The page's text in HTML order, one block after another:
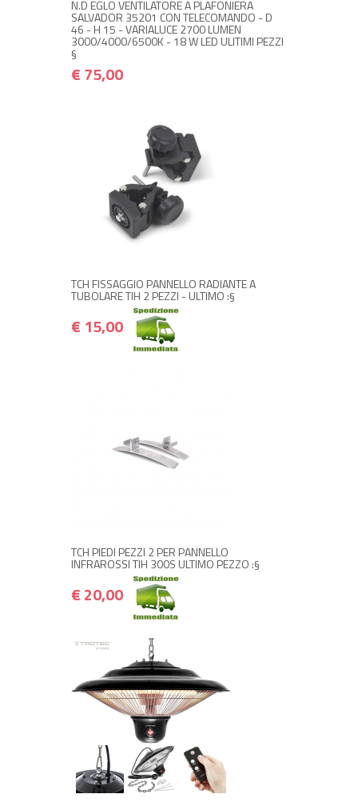
N.D EGLO VENTILATORE A PLAFONIERA
SALVADOR 35201 CON TELECOMANDO - D
46 - H 15 - VARIALUCE 2700 LUMEN
3000/4000/6500K - 18 W LED ULITIMI PEZZI
§
€ 75,00
TCH FISSAGGIO PANNELLO RADIANTE A
TUBOLARE TIH 2 PEZZI - ULTIMO :§
€ 15,00
+ ACQUISTA
TCH PIEDI PEZZI 2 PER PANNELLO
INFRAROSSI TIH 300S ULTIMO PEZZO :§
€ 20,00
+ ACQUISTA